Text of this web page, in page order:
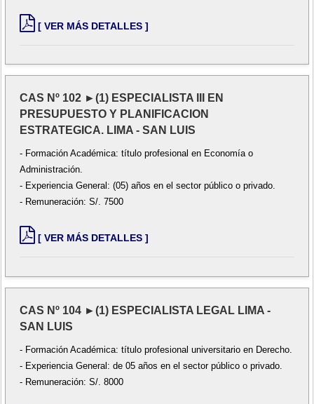
[ VER MÁS DETALLES ]
CAS Nº 102 ►(1) ESPECIALISTA III EN
PRESUPUESTO Y PLANIFICACION
ESTRATEGICA. LIMA - SAN LUIS
- Formación Académica: título profesional en Economía o
Administración.
- Experiencia General: (05) años en el sector público o privado.
- Remuneración: S/. 7500
[ VER MÁS DETALLES ]
CAS Nº 104 ►(1) ESPECIALISTA LEGAL LIMA -
SAN LUIS
- Formación Académica: título profesional universitario en Derecho.
- Experiencia General: de 05 años en el sector público o privado.
- Remuneración: S/. 8000